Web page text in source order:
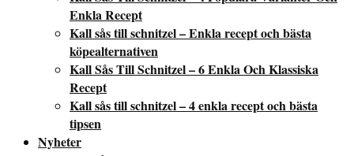
Enkla Recept
Kall sås till schnitzel – Enkla recept och bästa
köpealternativen
Kall Sås Till Schnitzel – 6 Enkla Och Klassiska
Recept
Kall sås till schnitzel – 4 enkla recept och bästa
tipsen
Nyheter